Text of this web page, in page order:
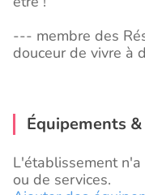
--- membre des
douceur de vivre à
Équipements
L'établissement
ou de services.